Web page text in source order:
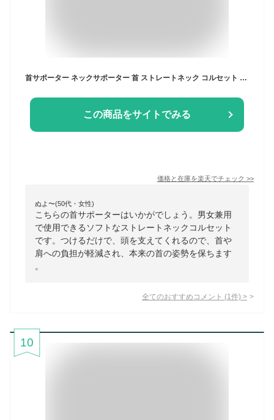
首サポーター ネックサポーター 首 ストレートネック コルセット 頸椎 軽量 ソフト スマホ首 在宅ワーク 男女兼用 首サポーター 首 コルセット 頚椎 ソフト 頸椎 就寝 家庭用 仕事 固定 男女兼用 専用洗濯カバー付き グレー 疲労回復 休み 休憩 リラックス
この商品をサイトでみる
価格と在庫を楽天でチェック >>
ぬよ〜(50代・女性)
こちらの首サポーターはいかがでしょう。男女兼用
で使用できるソフトなストレートネックコルセット
です。つけるだけで、頭を支えてくれるので、首や
肩への負担が軽減され、本来の首の姿勢を保ちます
。
全てのおすすめコメント (1 件) >
10